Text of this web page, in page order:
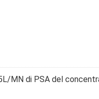
MN di PSA del